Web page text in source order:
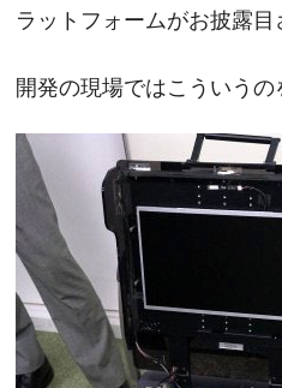
ラットフォームがお披露目
開発の現場ではこういうの